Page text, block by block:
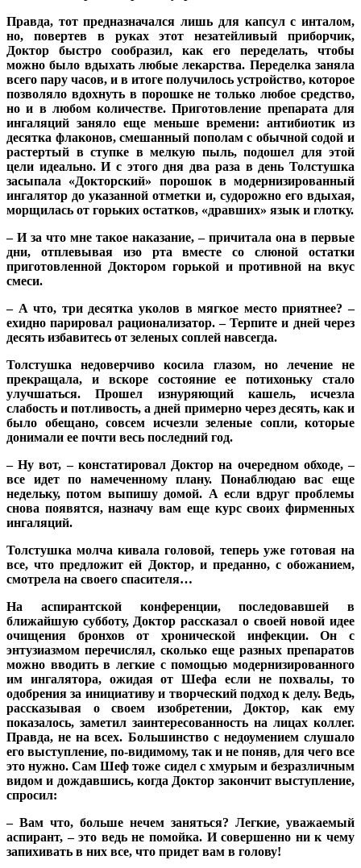
Правда, тот предназначался лишь для капсул с инталом,
но, повертев в руках этот незатейливый приборчик,
Доктор быстро сообразил, как его переделать, чтобы
можно было вдыхать любые лекарства. Переделка заняла
всего пару часов, и в итоге получилось устройство, которое
позволяло вдохнуть в порошке не только любое средство,
но и в любом количестве. Приготовление препарата для
ингаляций заняло еще меньше времени: антибиотик из
десятка флаконов, смешанный пополам с обычной содой и
растертый в ступке в мелкую пыль, подошел для этой
цели идеально. И с этого дня два раза в день Толстушка
засыпала «Докторский» порошок в модернизированный
ингалятор до указанной отметки и, судорожно его вдыхая,
морщилась от горьких остатков, «дравших» язык и глотку.
– И за что мне такое наказание, – причитала она в первые
дни, отплевывая изо рта вместе со слюной остатки
приготовленной Доктором горькой и противной на вкус
смеси.
– А что, три десятка уколов в мягкое место приятнее? –
ехидно парировал рационализатор. – Терпите и дней через
десять избавитесь от зеленых соплей навсегда.
Толстушка недоверчиво косила глазом, но лечение не
прекращала, и вскоре состояние ее потихоньку стало
улучшаться. Прошел изнуряющий кашель, исчезла
слабость и потливость, а дней примерно через десять, как и
было обещано, совсем исчезли зеленые сопли, которые
донимали ее почти весь последний год.
– Ну вот, – констатировал Доктор на очередном обходе, –
все идет по намеченному плану. Понаблюдаю вас еще
недельку, потом выпишу домой. А если вдруг проблемы
снова появятся, назначу вам еще курс своих фирменных
ингаляций.
Толстушка молча кивала головой, теперь уже готовая на
все, что предложит ей Доктор, и преданно, с обожанием,
смотрела на своего спасителя…
На аспирантской конференции, последовавшей в
ближайшую субботу, Доктор рассказал о своей новой идее
очищения бронхов от хронической инфекции. Он с
энтузиазмом перечислял, сколько еще разных препаратов
можно вводить в легкие с помощью модернизированного
им ингалятора, ожидая от Шефа если не похвалы, то
одобрения за инициативу и творческий подход к делу. Ведь,
рассказывая о своем изобретении, Доктор, как ему
показалось, заметил заинтересованность на лицах коллег.
Правда, не на всех. Большинство с недоумением слушало
его выступление, по-видимому, так и не поняв, для чего все
это нужно. Сам Шеф тоже сидел с хмурым и безразличным
видом и дождавшись, когда Доктор закончит выступление,
спросил:
– Вам что, больше нечем заняться? Легкие, уважаемый
аспирант, – это ведь не помойка. И совершенно ни к чему
запихивать в них все, что придет вам в голову!